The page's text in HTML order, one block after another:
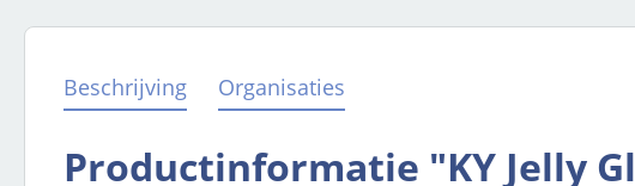
Beschrijving Organisaties
Productinformatie "KY Jelly